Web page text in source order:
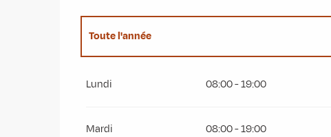
Toute l'année
Lundi 08:00 - 19:00
Mardi 08:00 - 19:00